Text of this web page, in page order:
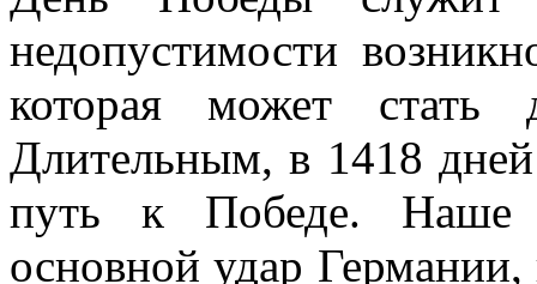
недопустимости
которая может стать
Длительным, в 1418
путь к Победе. Наше
основной удар Германии,